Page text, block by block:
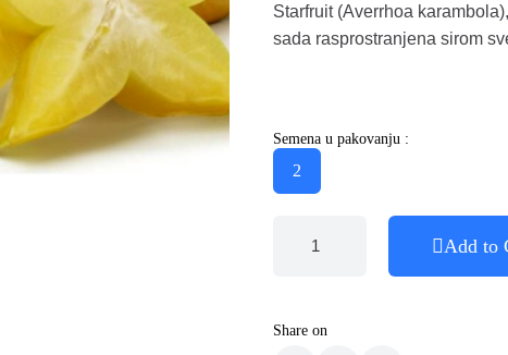
Starfruit (Averrhoa
sada rasprostranjena sirom
Semena u pakovanju :
2
Add to
Share on